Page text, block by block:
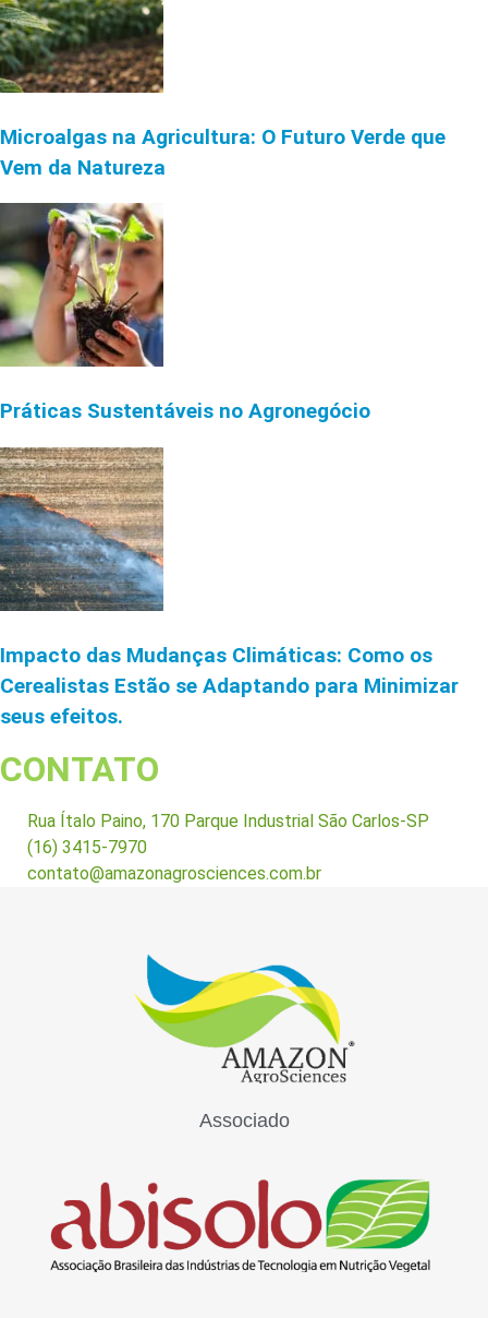
Microalgas na Agricultura: O Futuro Verde que
Vem da Natureza
Práticas Sustentáveis no Agronegócio
Impacto das Mudanças Climáticas: Como os
Cerealistas Estão se Adaptando para Minimizar
seus efeitos.
CONTATO
Rua Ítalo Paino, 170 Parque Industrial São Carlos-SP
(16) 3415-7970
contato@amazonagrosciences.com.br
Associado